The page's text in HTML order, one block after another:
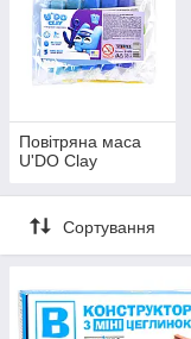
Повітряна маса
U'DO Clay
Сортування